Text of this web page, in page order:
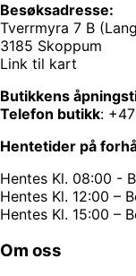
Besøksadresse:
Tverrmyra 7 B
3185 Skoppum
Link til kart
Butikkens
Telefon butikk:
Hentetider på
Hentes Kl. 08:00 -
Hentes Kl. 12:00 –
Hentes Kl. 15:00 –
Om oss